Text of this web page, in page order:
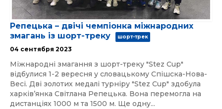
Репецька – двічі чемпіонка міжнародних
змагань із шорт-треку
шорт-трек
04 сентября 2023
Міжнародні змагання з шорт-треку "Stez Cup"
відбулися 1-2 вересня у словацькому Спішска-Нова-
Весі. Дві золотих медалі турніру "Stez Cup" здобула
харківʼянка Світлана Репецька. Вона перемогла на
дистанціях 1000 м та 1500 м. Ще одну...